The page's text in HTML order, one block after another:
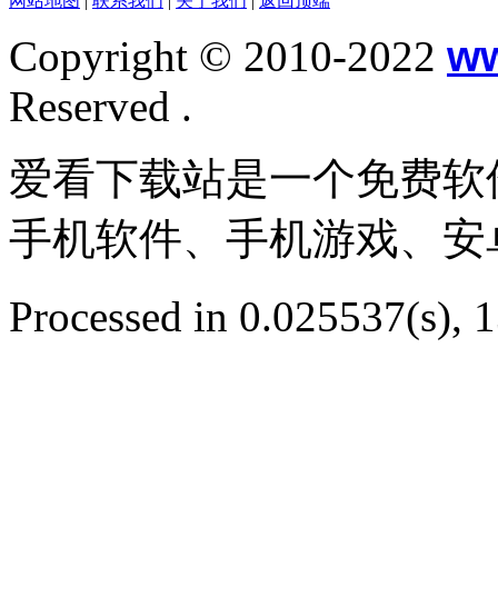
Copyright © 2010-2022
Reserved .
爱看下载站是一个免费
手机软件、手机游戏、
Processed in 0.025537(s),